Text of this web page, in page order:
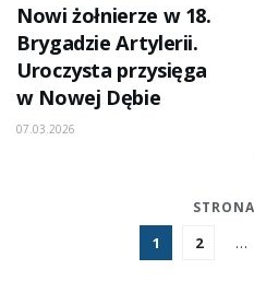
Nowi żołnierze w 18.
Brygadzie Artylerii.
Uroczysta przysięga
w Nowej Dębie
07.03.2026
1 2 …